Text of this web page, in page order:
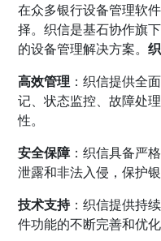
在众多银行设备管理软
择。织信是基石协作旗
的设备管理解决方案。
高效管理：织信提供全
记、状态监控、故障处
性。
安全保障：织信具备严
泄露和非法入侵，保护银
技术支持：织信提供持
件功能的不断完善和优